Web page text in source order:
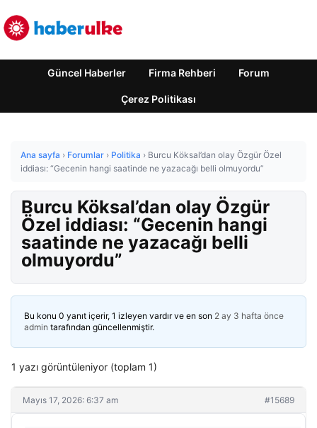
Güncel Haberler Firma Rehberi Forum
Çerez Politikası
Ana sayfa › Forumlar › Politika › Burcu Köksal’dan olay Özgür Özel
iddiası: “Gecenin hangi saatinde ne yazacağı belli olmuyordu”
Burcu Köksal’dan olay Özgür
Özel iddiası: “Gecenin hangi
saatinde ne yazacağı belli
olmuyordu”
Bu konu 0 yanıt içerir, 1 izleyen vardır ve en son 2 ay 3 hafta önce
admin tarafından güncellenmiştir.
1 yazı görüntüleniyor (toplam 1)
Mayıs 17, 2026: 6:37 am #15689